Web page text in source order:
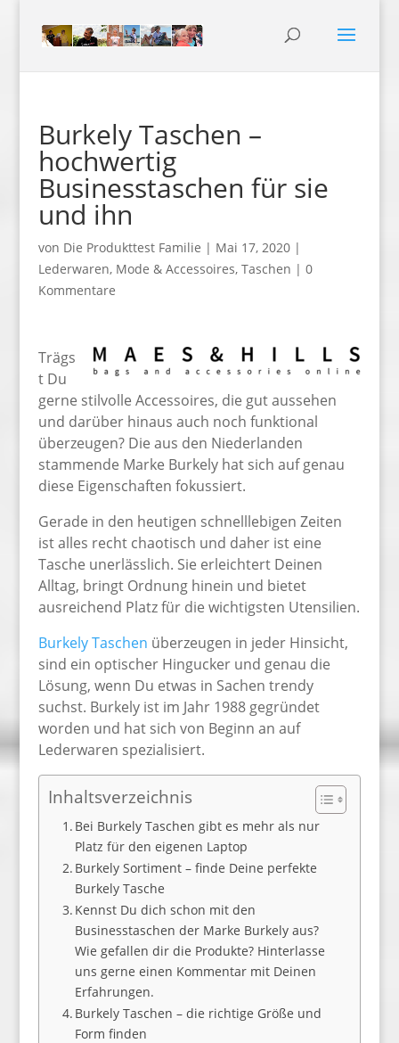
Burkely Taschen –
hochwertig
Businesstaschen für sie
und ihn
von Die Produkttest Familie | Mai 17, 2020|
Lederwaren, Mode & Accessoires, Taschen | 0
Kommentare
Trägs
t Du
gerne stilvolle Accessoires, die gut aussehen
und darüber hinaus auch noch funktional
überzeugen? Die aus den Niederlanden
stammende Marke Burkely hat sich auf genau
diese Eigenschaften fokussiert.
Gerade in den heutigen schnelllebigen Zeiten
ist alles recht chaotisch und daher ist eine
Tasche unerlässlich. Sie erleichtert Deinen
Alltag, bringt Ordnung hinein und bietet
ausreichend Platz für die wichtigsten Utensilien.
Burkely Taschen überzeugen in jeder Hinsicht,
sind ein optischer Hingucker und genau die
Lösung, wenn Du etwas in Sachen trendy
suchst. Burkely ist im Jahr 1988 gegründet
worden und hat sich von Beginn an auf
Lederwaren spezialisiert.
Inhaltsverzeichnis
Bei Burkely Taschen gibt es mehr als nur
Platz für den eigenen Laptop
Burkely Sortiment – finde Deine perfekte
Burkely Tasche
Kennst Du dich schon mit den
Businesstaschen der Marke Burkely aus?
Wie gefallen dir die Produkte? Hinterlasse
uns gerne einen Kommentar mit Deinen
Erfahrungen.
Burkely Taschen – die richtige Größe und
Form finden